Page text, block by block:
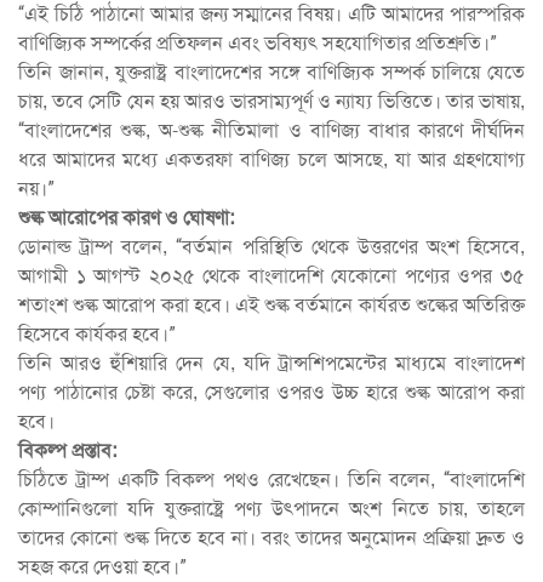
“এই চিঠি পাঠানো আমার জন্য সম্মানের বিষয়। এটি আমাদের পারস্পরিক
বাণিজ্যিক সম্পর্কের প্রতিফলন এবং ভবিষ্যৎ সহযোগিতার প্রতিশ্রুতি।”
তিনি জানান, যুক্তরাষ্ট্র বাংলাদেশের সঙ্গে বাণিজ্যিক সম্পর্ক চালিয়ে যেতে
চায়, তবে সেটি যেন হয় আরও ভারসাম্যপূর্ণ ও ন্যায্য ভিত্তিতে। তার ভাষায়,
“বাংলাদেশের শুল্ক, অ-শুল্ক নীতিমালা ও বাণিজ্য বাধার কারণে দীর্ঘদিন
ধরে আমাদের মধ্যে একতরফা বাণিজ্য চলে আসছে, যা আর গ্রহণযোগ্য
নয়।”
শুল্ক আরোপের কারণ ও ঘোষণা:
ডোনাল্ড ট্রাম্প বলেন, “বর্তমান পরিস্থিতি থেকে উত্তরণের অংশ হিসেবে,
আগামী ১ আগস্ট ২০২৫ থেকে বাংলাদেশি যেকোনো পণ্যের ওপর ৩৫
শতাংশ শুল্ক আরোপ করা হবে। এই শুল্ক বর্তমানে কার্যরত শুল্কের অতিরিক্ত
হিসেবে কার্যকর হবে।”
তিনি আরও হুঁশিয়ারি দেন যে, যদি ট্রান্সশিপমেন্টের মাধ্যমে বাংলাদেশ
পণ্য পাঠানোর চেষ্টা করে, সেগুলোর ওপরও উচ্চ হারে শুল্ক আরোপ করা
হবে।
বিকল্প প্রস্তাব:
চিঠিতে ট্রাম্প একটি বিকল্প পথও রেখেছেন। তিনি বলেন, “বাংলাদেশি
কোম্পানিগুলো যদি যুক্তরাষ্ট্রে পণ্য উৎপাদনে অংশ নিতে চায়, তাহলে
তাদের কোনো শুল্ক দিতে হবে না। বরং তাদের অনুমোদন প্রক্রিয়া দ্রুত ও
সহজ করে দেওয়া হবে।”